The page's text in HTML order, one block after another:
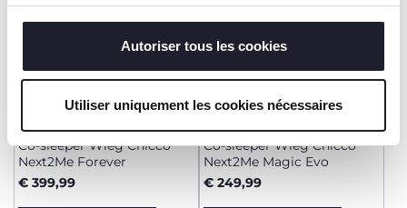
modifier ou révoquer le consentement de tous les
cookies ou de certains d'entre eux, cliquez sur "afficher
les détails". En fermant cette bannière, vous consentez à
sont indispensables pour profiter du service demandé.
Autoriser tous les cookies
Utiliser uniquement les cookies nécessaires
Co-sleeper Wieg Chicco
Next2Me Forever
€ 399,99
Co-sleeper Wieg Chicco
Next2Me Magic Evo
€ 249,99